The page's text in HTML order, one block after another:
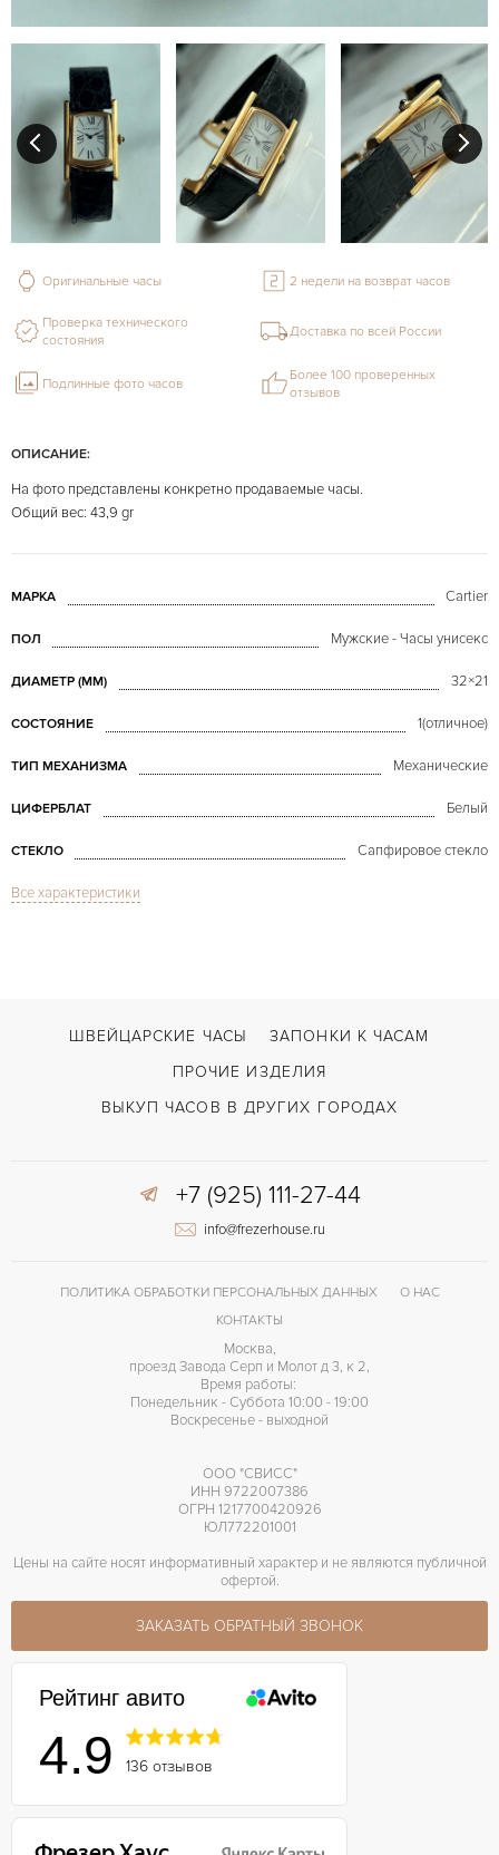
ОПИСАНИЕ:
На фото представлены конкретно продаваемые часы.
Общий вес: 43,9 gr
МАРКА Cartier
ПОЛ Мужские - Часы унисекс
ДИАМЕТР (MM) 32×21
СОСТОЯНИЕ 1(отличное)
ТИП МЕХАНИЗМА Механические
ЦИФЕРБЛАТ Белый
СТЕКЛО Сапфировое стекло
МОДЕЛЬ
Все характеристики
Оригинальные часы 2 недели на возврат часов
Проверка технического
состояния
Доставка по всей России
Подлинные фото часов
Более 100 проверенных
отзывов
ШВЕЙЦАРСКИЕ ЧАСЫ
ЗАПОНКИ К ЧАСАМ
ПРОЧИЕ ИЗДЕЛИЯ
ВЫКУП ЧАСОВ В ДРУГИХ ГОРОДАХ
+7 (925) 111-27-44
info@frezerhouse.ru
ПОЛИТИКА ОБРАБОТКИ ПЕРСОНАЛЬНЫХ ДАННЫХ
О НАС
КОНТАКТЫ
Москва,
проезд Завода Серп и Молот д 3, к 2,
Время работы:
Понедельник - Суббота 10:00 - 19:00
Воскресенье - выходной
ООО "СВИСС"
ИНН 9722007386
ОГРН 1217700420926
ЮЛ772201001
Цены на сайте носят информативный характер и не являются публичной
офертой.
ЗАКАЗАТЬ ОБРАТНЫЙ ЗВОНОК
Рейтинг авито
4.9 136 отзывов